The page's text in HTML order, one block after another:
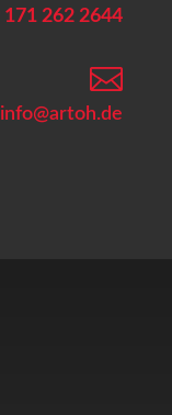
171 262 2644

info@artoh.de